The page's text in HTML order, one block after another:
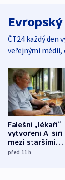
ČT24 každý den
veřejnými médii,
Falešní „lékaři“
vytvoření AI šíří
mezi staršími
Poláky
před 11h